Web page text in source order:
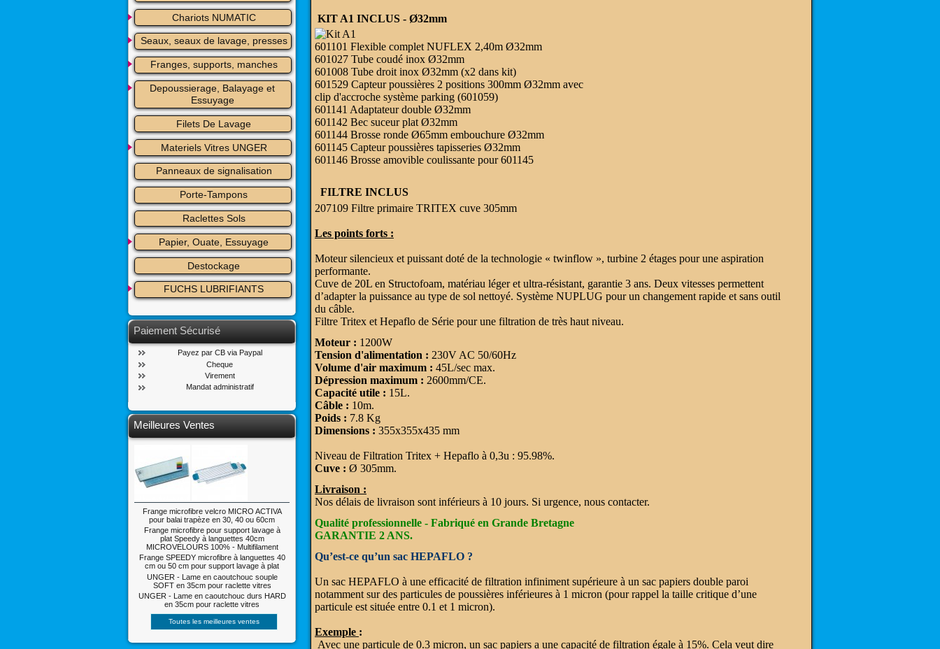
Chariots NUMATIC
Seaux, seaux de lavage, presses
Franges, supports, manches
Depoussierage, Balayage et
Essuyage
Filets De Lavage
Materiels Vitres UNGER
Panneaux de signalisation
Porte-Tampons
Raclettes Sols
Papier, Ouate, Essuyage
Destockage
FUCHS LUBRIFIANTS
Paiement Sécurisé
Payez par CB via Paypal
Cheque
Virement
Mandat administratif
Meilleures Ventes
Frange microfibre velcro MICRO ACTIVA
pour balai trapèze en 30, 40 ou 60cm
Frange microfibre pour support lavage à
plat Speedy à languettes 40cm
MICROVELOURS 100% - Multifilament
Frange SPEEDY microfibre à languettes 40
cm ou 50 cm pour support lavage à plat
UNGER - Lame en caoutchouc souple
SOFT en 35cm pour raclette vitres
UNGER - Lame en caoutchouc durs HARD
en 35cm pour raclette vitres
Toutes les meilleures ventes
KIT A1 INCLUS - Ø32mm
601101 Flexible complet NUFLEX 2,40m Ø32mm
601027 Tube coudé inox Ø32mm
601008 Tube droit inox Ø32mm (x2 dans kit)
601529 Capteur poussières 2 positions 300mm Ø32mm avec
clip d'accroche système parking (601059)
601141 Adaptateur double Ø32mm
601142 Bec suceur plat Ø32mm
601144 Brosse ronde Ø65mm embouchure Ø32mm
601145 Capteur poussières tapisseries Ø32mm
601146 Brosse amovible coulissante pour 601145
FILTRE INCLUS
207109 Filtre primaire TRITEX cuve 305mm
Les points forts :
Moteur silencieux et puissant doté de la technologie « twinflow », turbine 2 étages pour une aspiration
performante.
Cuve de 20L en Structofoam, matériau léger et ultra-résistant, garantie 3 ans. Deux vitesses permettent
d’adapter la puissance au type de sol nettoyé. Système NUPLUG pour un changement rapide et sans outil
du câble.
Filtre Tritex et Hepaflo de Série pour une filtration de très haut niveau.
Moteur : 1200W
Tension d'alimentation : 230V AC 50/60Hz
Volume d'air maximum : 45L/sec max.
Dépression maximum : 2600mm/CE.
Capacité utile : 15L.
Câble : 10m.
Poids : 7.8 Kg
Dimensions : 355x355x435 mm
Niveau de Filtration Tritex + Hepaflo à 0,3u : 95.98%.
Cuve : Ø 305mm.
Livraison :
Nos délais de livraison sont inférieurs à 10 jours. Si urgence, nous contacter.
Qualité professionnelle - Fabriqué en Grande Bretagne
GARANTIE 2 ANS.
Qu’est-ce qu’un sac HEPAFLO ?
Un sac HEPAFLO à une efficacité de filtration infiniment supérieure à un sac papiers double paroi
notamment sur des particules de poussières inférieures à 1 micron (pour rappel la taille critique d’une
particule est située entre 0.1 et 1 micron).
Exemple :
Avec une particule de 0.3 micron, un sac papiers a une capacité de filtration égale à 15%. Cela veut dire